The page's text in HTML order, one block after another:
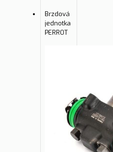
Brzdová
jednotka
PERROT